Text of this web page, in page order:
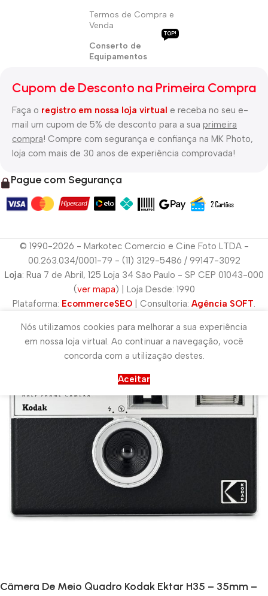
Termos de Compra e
Venda
Conserto de
Equipamentos
TOP!
Cupom de Desconto na Primeira Compra
Faça o registro em nossa loja virtual e receba no seu e-
mail um cupom de 5% de desconto para a sua primeira
compra! Compre com segurança e confiança na MK Photo,
loja com mais de 30 anos de experiência comprovada!
Pague com Segurança
© 1990-2026 - Markotec Comercio e Cine Foto LTDA -
00.263.034/0001-79 - (11) 3129-5486 / 99147-3092
Loja: Rua 7 de Abril, 125 Loja 34 São Paulo - SP CEP 01043-000
(ver mapa) | Loja Desde: 1990
Plataforma: EcommerceSEO | Consultoria: Agência SOFT.
Nós utilizamos cookies para melhorar a sua experiência
em nossa loja virtual. Ao continuar a navegação, você
concorda com a utilização destes.
Aceitar
Câmera De Meio Quadro Kodak Ektar H35 – 35mm –